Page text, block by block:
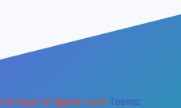
Teams: